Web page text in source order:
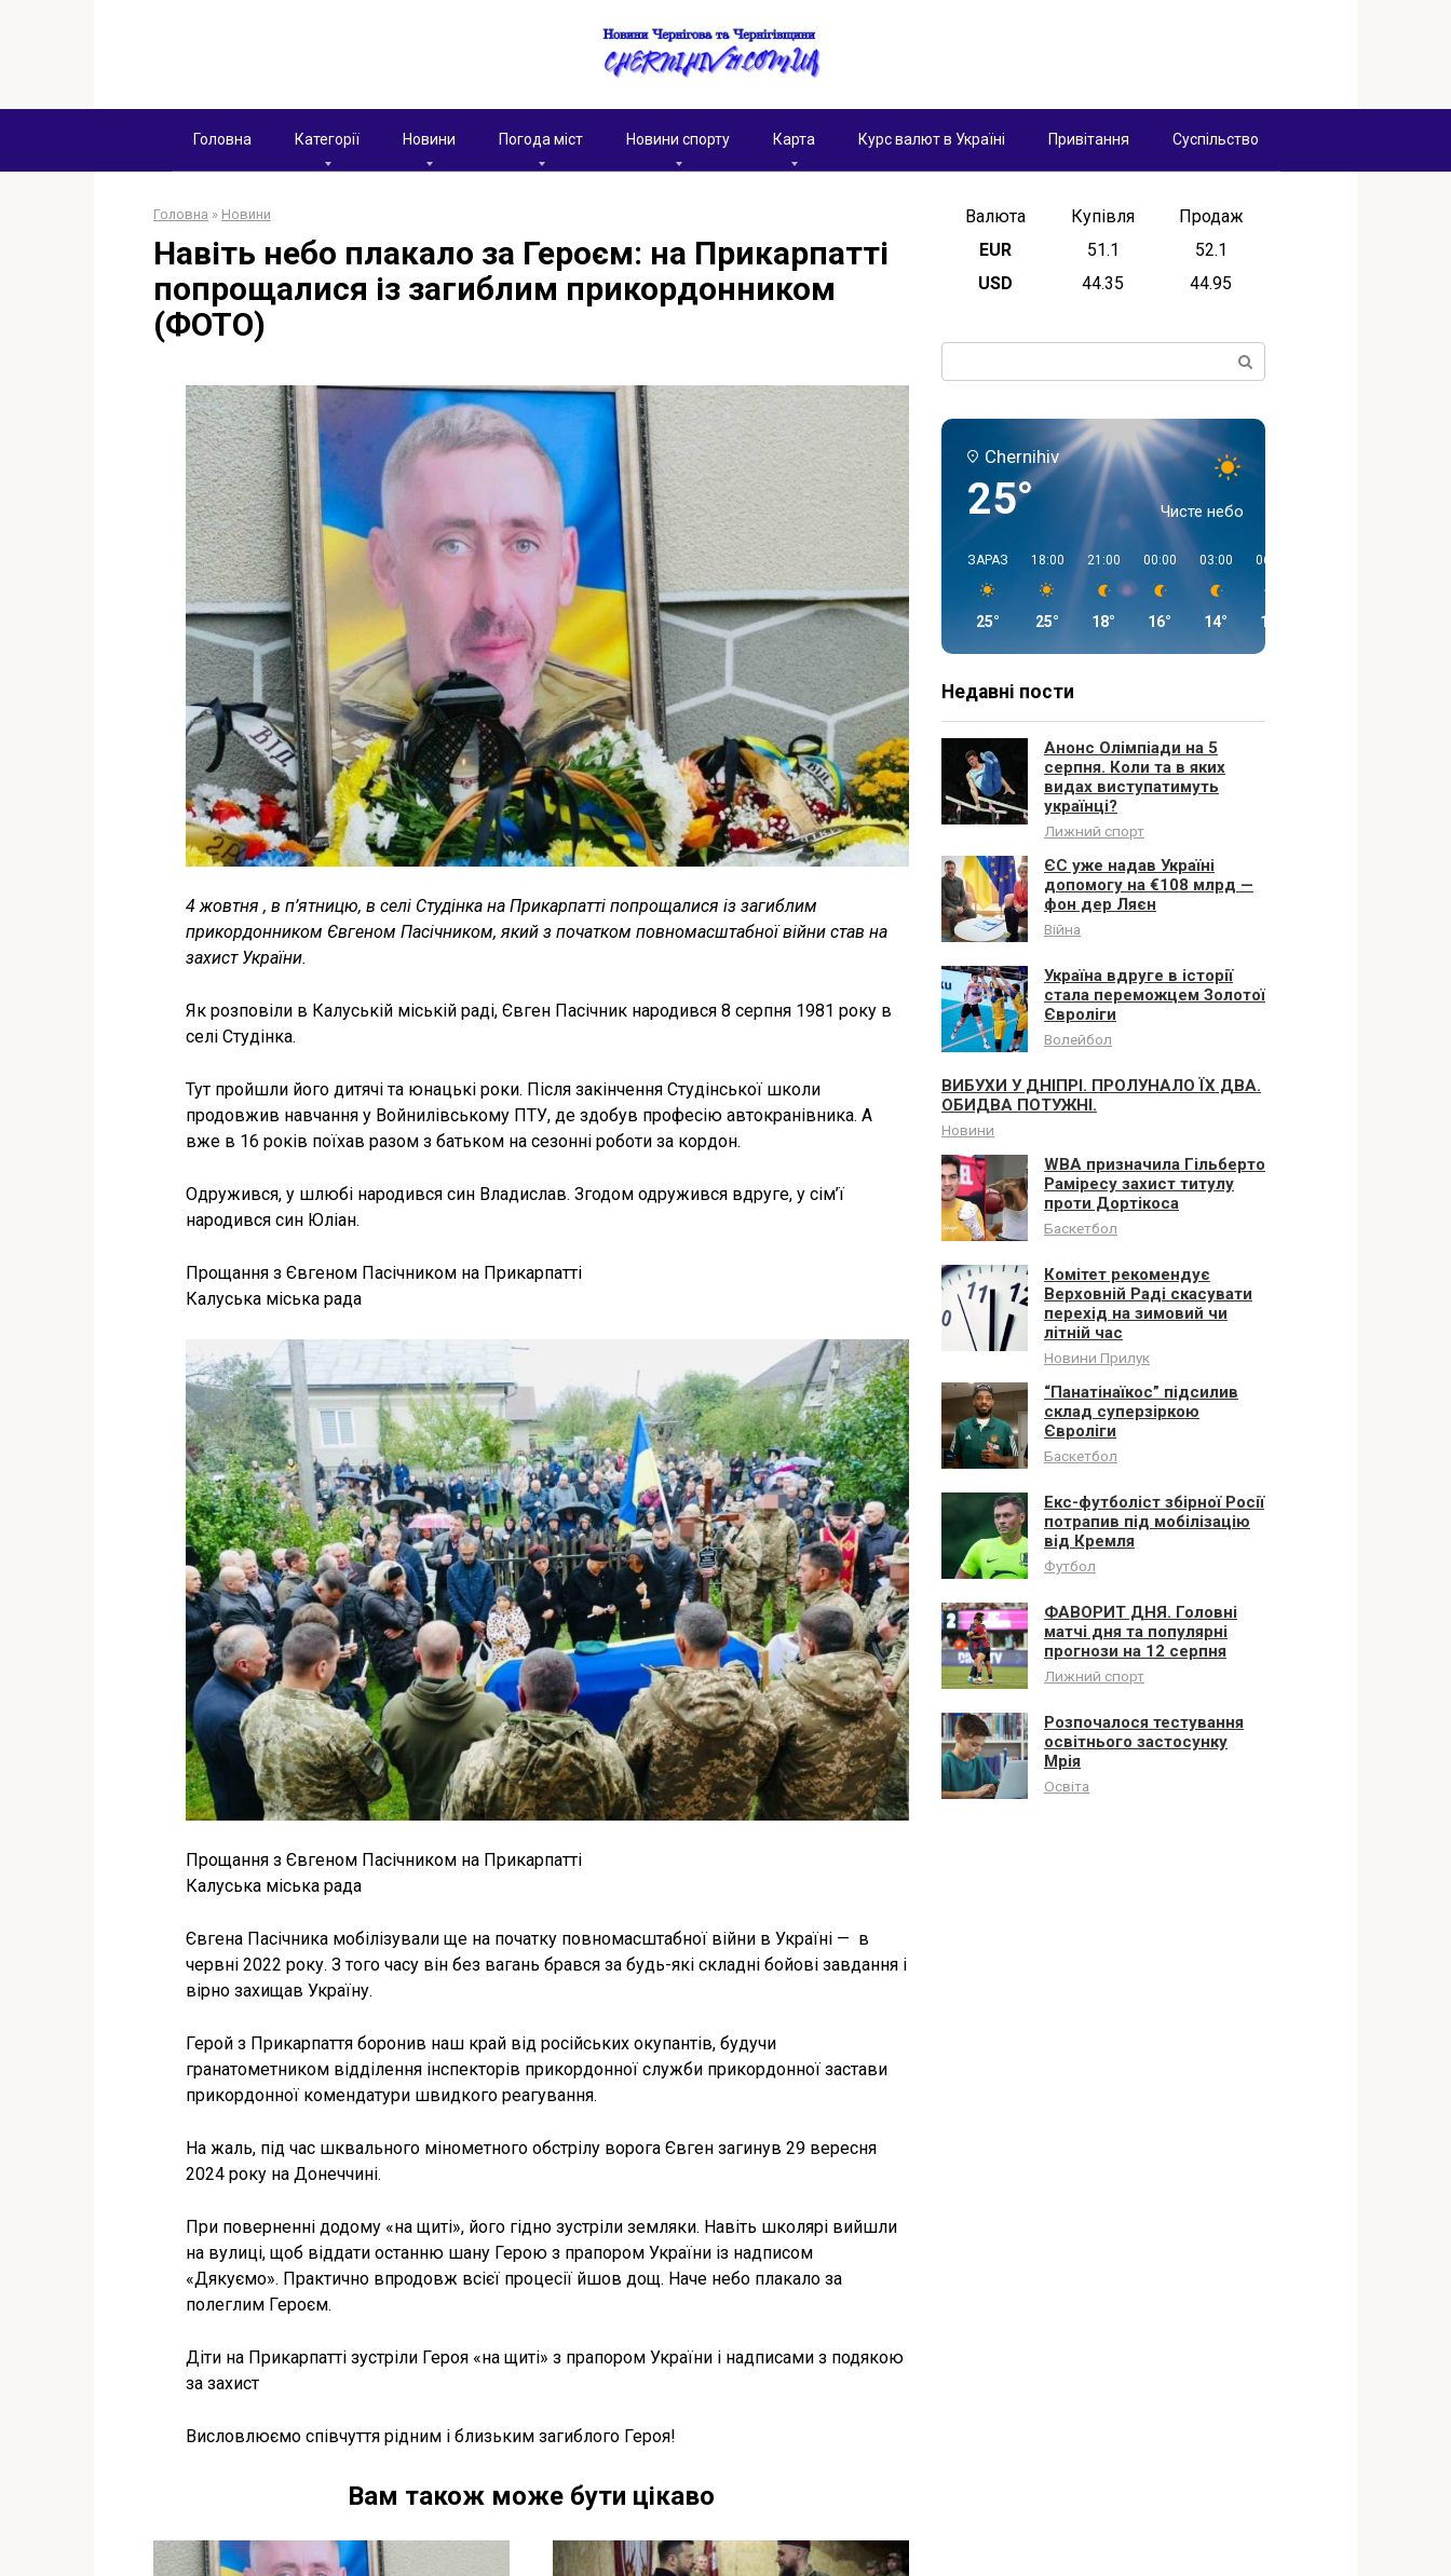
Головна Категорії Новини Погода міст Новини спорту Карта Курс валют в Україні Привітання Суспільство
Головна » Новини
Навіть небо плакало за Героєм: на Прикарпатті
попрощалися із загиблим прикордонником
(ФОТО)
4 жовтня , в п’ятницю, в селі Студінка на Прикарпатті попрощалися із загиблим
прикордонником Євгеном Пасічником, який з початком повномасштабної війни став на
захист України.
Як розповіли в Калуській міській раді, Євген Пасічник народився 8 серпня 1981 року в
селі Студінка.
Тут пройшли його дитячі та юнацькі роки. Після закінчення Студінської школи
продовжив навчання у Войнилівському ПТУ, де здобув професію автокранівника. А
вже в 16 років поїхав разом з батьком на сезонні роботи за кордон.
Одружився, у шлюбі народився син Владислав. Згодом одружився вдруге, у сім’ї
народився син Юліан.
Прощання з Євгеном Пасічником на Прикарпатті
Калуська міська рада
Прощання з Євгеном Пасічником на Прикарпатті
Калуська міська рада
Євгена Пасічника мобілізували ще на початку повномасштабної війни в Україні — в
червні 2022 року. З того часу він без вагань брався за будь-які складні бойові завдання і
вірно захищав Україну.
Герой з Прикарпаття боронив наш край від російських окупантів, будучи
гранатометником відділення інспекторів прикордонної служби прикордонної застави
прикордонної комендатури швидкого реагування.
На жаль, під час шквального мінометного обстрілу ворога Євген загинув 29 вересня
2024 року на Донеччині.
При поверненні додому «на щиті», його гідно зустріли земляки. Навіть школярі вийшли
на вулиці, щоб віддати останню шану Герою з прапором України із надписом
«Дякуємо». Практично впродовж всієї процесії йшов дощ. Наче небо плакало за
полеглим Героєм.
Діти на Прикарпатті зустріли Героя «на щиті» з прапором України і надписами з подякою
за захист
Висловлюємо співчуття рідним і близьким загиблого Героя!
Вам також може бути цікаво
Валюта Купівля
Продаж
EUR
51.1
52.1
USD
44.35 44.95
Chernihiv
25° Чисте небо
ЗАРАЗ
25°
18:00
25°
21:00
18°
00:00
16°
03:00
14°
06:00
13°
Недавні пости
Анонс Олімпіади на 5
серпня. Коли та в яких
видах виступатимуть
українці?
Лижний спорт
ЄС уже надав Україні
допомогу на €108 млрд —
фон дер Ляєн
Війна
Україна вдруге в історії
стала переможцем Золотої
Євроліги
Волейбол
ВИБУХИ У ДНІПРІ. ПРОЛУНАЛО ЇХ ДВА.
ОБИДВА ПОТУЖНІ.
Новини
WBA призначила Гільберто
Раміресу захист титулу
проти Дортікоса
Баскетбол
Комітет рекомендує
Верховній Раді скасувати
перехід на зимовий чи
літній час
Новини Прилук
“Панатінаїкос” підсилив
склад суперзіркою
Євроліги
Баскетбол
Екс-футболіст збірної Росії
потрапив під мобілізацію
від Кремля
Футбол
ФАВОРИТ ДНЯ. Головні
матчі дня та популярні
прогнози на 12 серпня
Лижний спорт
Розпочалося тестування
освітнього застосунку
Мрія
Освіта